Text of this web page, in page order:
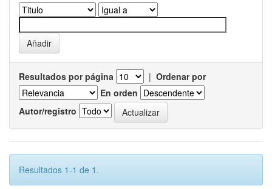
Resultados por página | Ordenar por
En orden
Autor/registro
Resultados 1-1 de 1.